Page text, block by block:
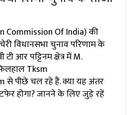
Commission Of India) की
विधानसभा चुनाव परिणाम के
आर पट्टिनम क्षेत्र में M.
Tksm
से पीछे चल रहे हैं. क्या यह अंतर
होगा? जानने के लिए जुड़े रहें